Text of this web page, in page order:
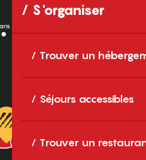
S'organiser
Trouver un
Séjours accessibles
Trouver un